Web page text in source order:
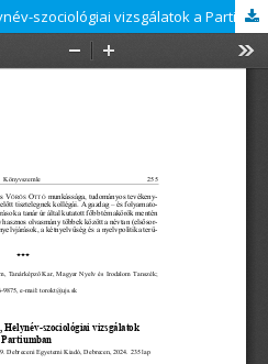
Szilágyi-Varga Zsuzsa, Helynév-szociológiai vizsgálatok a Partiumban